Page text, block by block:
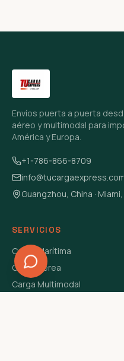
Envíos puerta a puerta
aéreo y multimodal para
América y Europa.
+1-786-866-8709
Guangzhou, China · Miami,
SERVICIOS
Carga Marítima
Carga Aérea
Carga Multimodal